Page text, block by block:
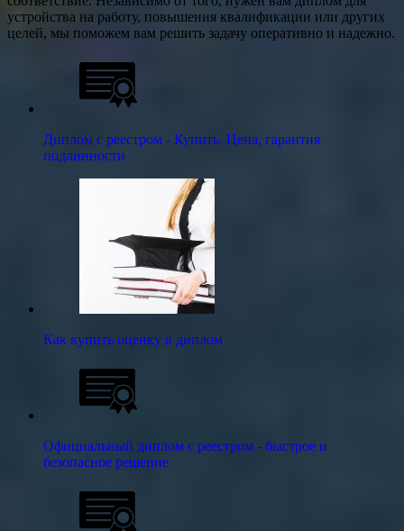
устройства на работу, повышения квалификации или других
целей, мы поможем вам решить задачу оперативно и надежно.
Диплом с реестром - Купить. Цена, гарантия
подлинности
Как купить оценку в диплом
Официальный диплом с реестром - быстрое и
безопасное решение